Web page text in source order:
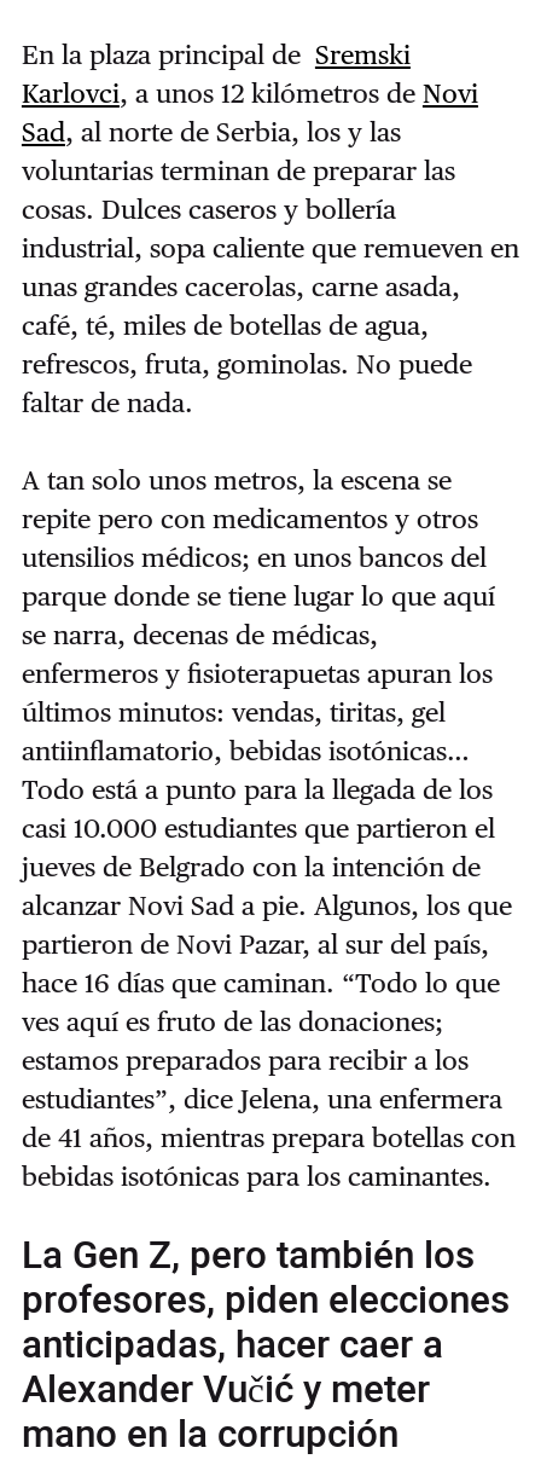
En la plaza principal de Sremski
Karlovci, a unos 12 kilómetros de Novi
Sad, al norte de Serbia, los y las
voluntarias terminan de preparar las
cosas. Dulces caseros y bollería
industrial, sopa caliente que remueven en
unas grandes cacerolas, carne asada,
café, té, miles de botellas de agua,
refrescos, fruta, gominolas. No puede
faltar de nada.
A tan solo unos metros, la escena se
repite pero con medicamentos y otros
utensilios médicos; en unos bancos del
parque donde se tiene lugar lo que aquí
se narra, decenas de médicas,
enfermeros y fisioterapuetas apuran los
últimos minutos: vendas, tiritas, gel
antiinflamatorio, bebidas isotónicas…
Todo está a punto para la llegada de los
casi 10.000 estudiantes que partieron el
jueves de Belgrado con la intención de
alcanzar Novi Sad a pie. Algunos, los que
partieron de Novi Pazar, al sur del país,
hace 16 días que caminan. “Todo lo que
ves aquí es fruto de las donaciones;
estamos preparados para recibir a los
estudiantes”, dice Jelena, una enfermera
de 41 años, mientras prepara botellas con
bebidas isotónicas para los caminantes.
La Gen Z, pero también los
profesores, piden elecciones
anticipadas, hacer caer a
Alexander Vučić y meter
mano en la corrupción